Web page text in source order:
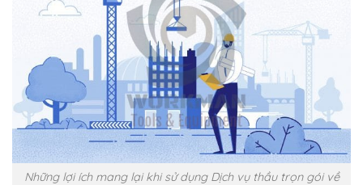
Những lợi ích mang lại khi sử dụng Dịch vụ thầu trọn gói về